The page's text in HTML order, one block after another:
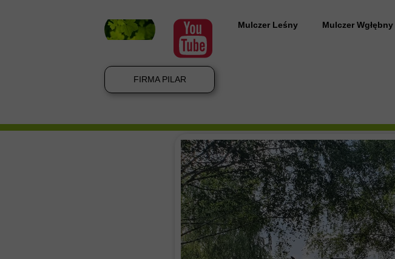
Mulczer Leśny
Wycinka drzew
Mulczer leśny usługi
Wycinka samosiejek
Wycinka drzew na działce
Koszenie zarośli
Mulczer Wgłębny
Likwidacja
FIRMA PILAR